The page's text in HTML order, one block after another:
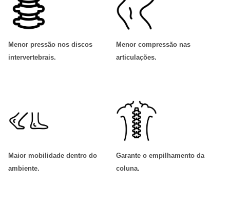
Menor pressão nos discos
intervertebrais.
Menor compressão nas
articulações.
Maior mobilidade dentro do
ambiente.
Garante o empilhamento da
coluna.